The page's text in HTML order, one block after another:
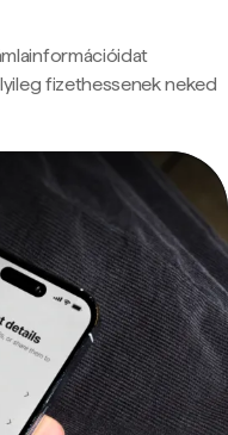
fizethessenek neked